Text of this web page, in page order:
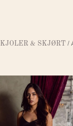
KJOLER & SKJØRT/